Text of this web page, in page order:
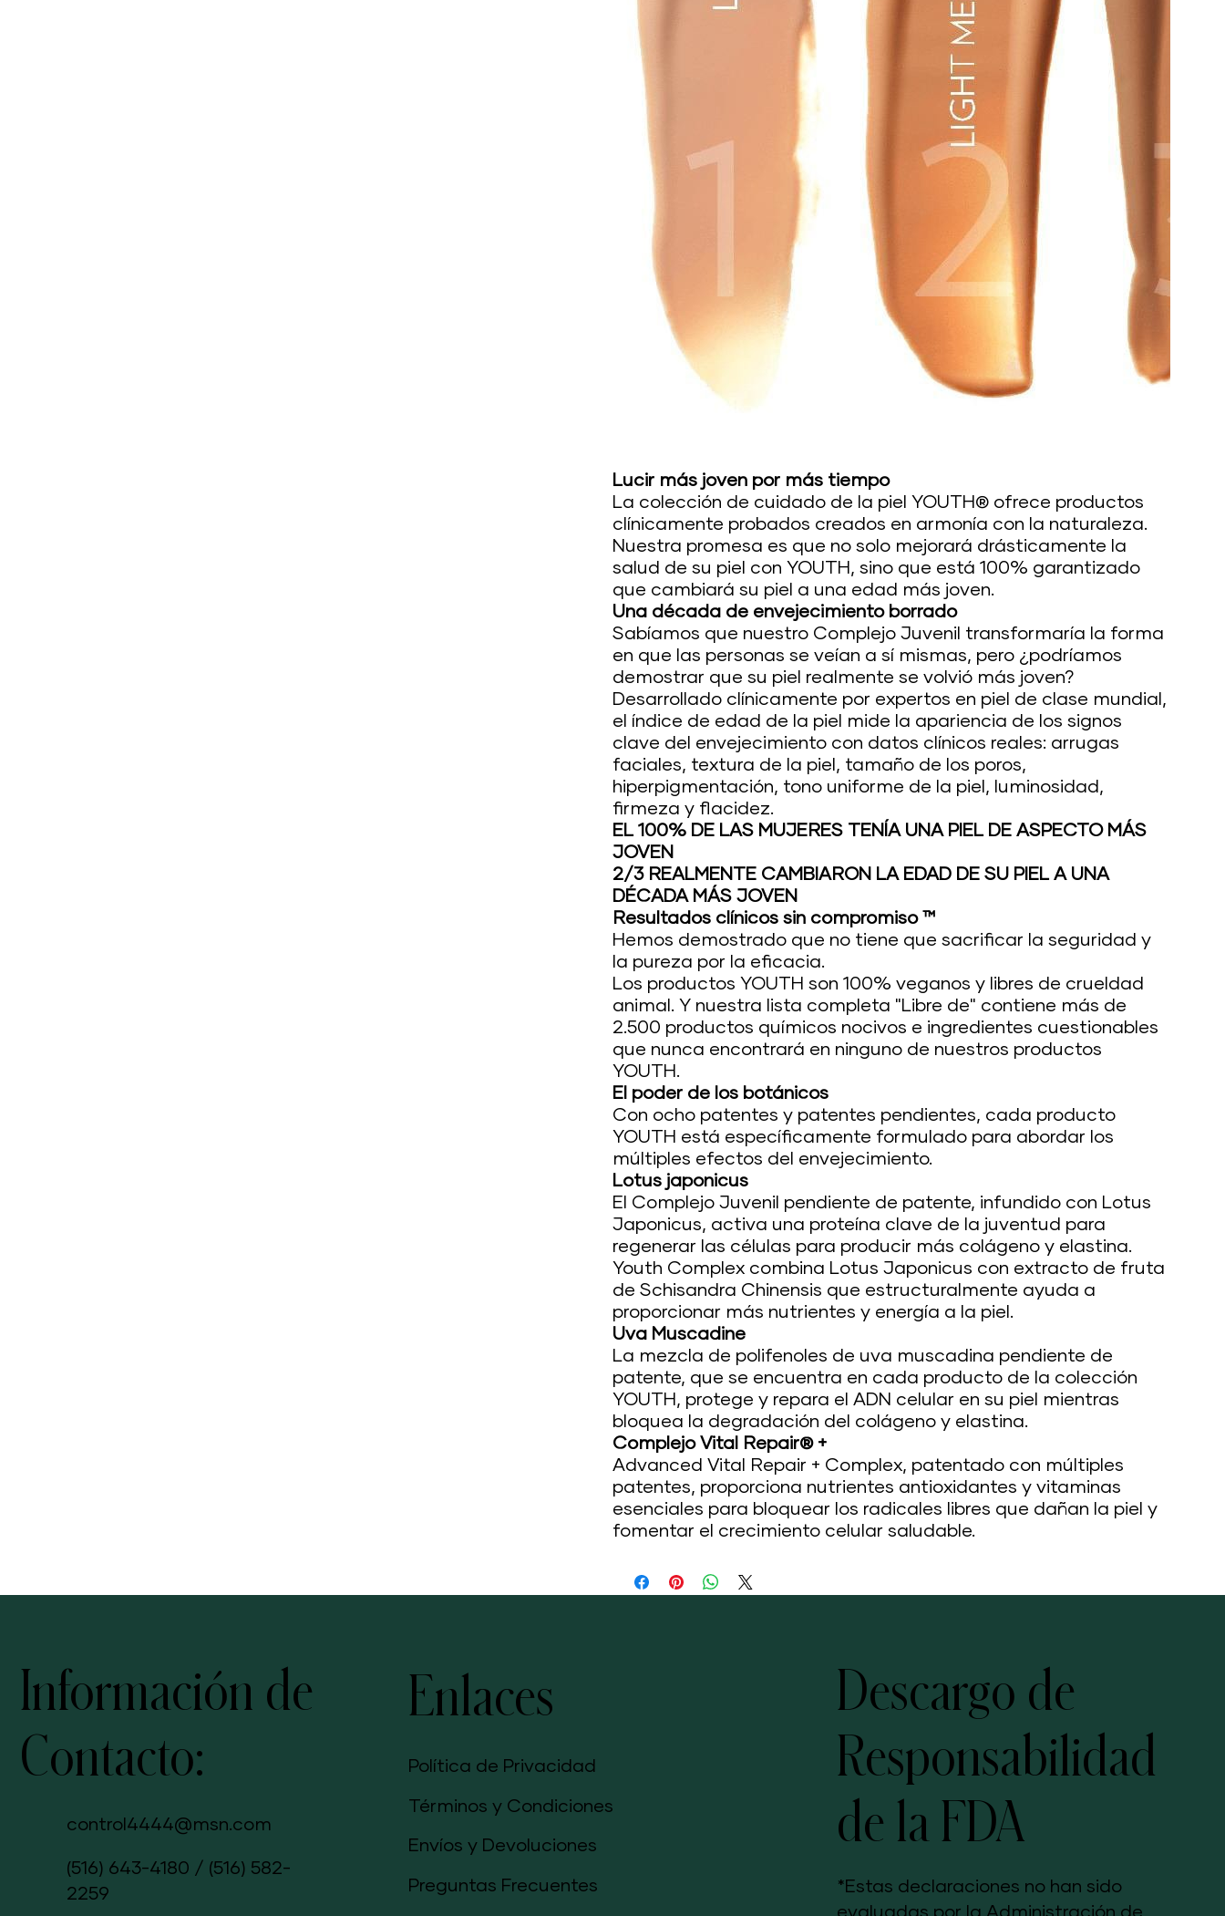
Lucir más joven por más tiempo
La colección de cuidado de la piel YOUTH® ofrece productos
clínicamente probados creados en armonía con la naturaleza.
Nuestra promesa es que no solo mejorará drásticamente la
salud de su piel con YOUTH, sino que está 100% garantizado
que cambiará su piel a una edad más joven.
Una década de envejecimiento borrado
Sabíamos que nuestro Complejo Juvenil transformaría la forma
en que las personas se veían a sí mismas, pero ¿podríamos
demostrar que su piel realmente se volvió más joven?
Desarrollado clínicamente por expertos en piel de clase mundial,
el índice de edad de la piel mide la apariencia de los signos
clave del envejecimiento con datos clínicos reales: arrugas
faciales, textura de la piel, tamaño de los poros,
hiperpigmentación, tono uniforme de la piel, luminosidad,
firmeza y flacidez.
EL 100% DE LAS MUJERES TENÍA UNA PIEL DE ASPECTO MÁS
JOVEN
2/3 REALMENTE CAMBIARON LA EDAD DE SU PIEL A UNA
DÉCADA MÁS JOVEN
Resultados clínicos sin compromiso ™
Hemos demostrado que no tiene que sacrificar la seguridad y
la pureza por la eficacia.
Los productos YOUTH son 100% veganos y libres de crueldad
animal. Y nuestra lista completa "Libre de" contiene más de
2.500 productos químicos nocivos e ingredientes cuestionables
que nunca encontrará en ninguno de nuestros productos
YOUTH.
El poder de los botánicos
Con ocho patentes y patentes pendientes, cada producto
YOUTH está específicamente formulado para abordar los
múltiples efectos del envejecimiento.
Lotus japonicus
El Complejo Juvenil pendiente de patente, infundido con Lotus
Japonicus, activa una proteína clave de la juventud para
regenerar las células para producir más colágeno y elastina.
Youth Complex combina Lotus Japonicus con extracto de fruta
de Schisandra Chinensis que estructuralmente ayuda a
proporcionar más nutrientes y energía a la piel.
Uva Muscadine
La mezcla de polifenoles de uva muscadina pendiente de
patente, que se encuentra en cada producto de la colección
YOUTH, protege y repara el ADN celular en su piel mientras
bloquea la degradación del colágeno y elastina.
Complejo Vital Repair® +
Advanced Vital Repair + Complex, patentado con múltiples
patentes, proporciona nutrientes antioxidantes y vitaminas
esenciales para bloquear los radicales libres que dañan la piel y
fomentar el crecimiento celular saludable.
Información de
Contacto:
control4444@msn.com
(516) 643-4180 / (516) 582-
2259
Descargo de
Responsabilidad
de la FDA
*Estas declaraciones no han sido
evaluadas por la Administración de
Enlaces
Política de Privacidad
Términos y Condiciones
Envíos y Devoluciones
Preguntas Frecuentes